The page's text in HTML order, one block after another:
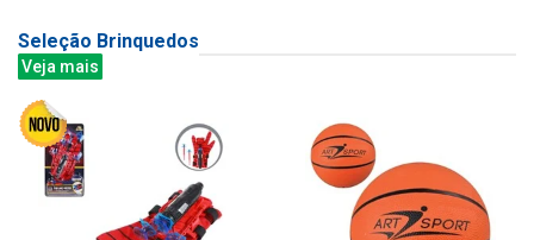
Seleção Brinquedos
Veja mais